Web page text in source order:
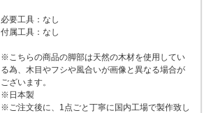
必要工具：なし
付属工具：なし
※こちらの商品の脚部は天然の木材を使用してい
る為、木目やフシや風合いが画像と異なる場合が
ございます。
※日本製
※ご注文後に、1点ごと丁寧に国内工場で製作致し